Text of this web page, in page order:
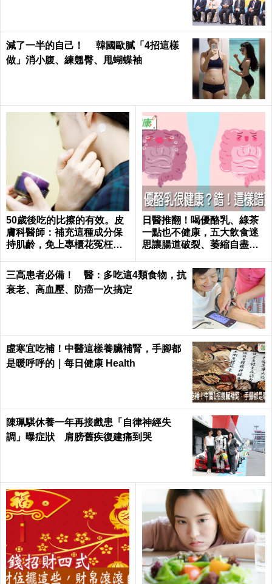
減了一半的自己！ 韓國歐膩「4招這樣
做」消小腹、練翹臀、甩蝴蝶袖
50歲後吃的比擦的有效。皮
膚科醫師：補充這種成分保
持肌齡，免上專櫃花冤枉錢
日醫推翻！喝優酪乳、綠茶
一點也不健康，五大飲食迷
思讓腸道破裂、萎縮自盡｜
三高患者必備！ 醫：多吃這4類食物，抗
衰老、高血壓、防癌一次搞定
虛寒宜吃補！中醫這樣養臟補腎，手腳都
是暖呼呼的｜每日健康 Health
陳珮騏休養一年再接戲患「自律神經失
調」曝症狀 肩膀舊疾復建痛到哭